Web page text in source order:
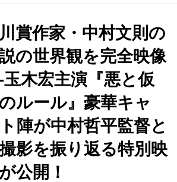
スリ＞」) ＊アメリカをはじめ各
翻訳・12年「ウォール・ストリー
ジャーナル」年間ベスト10小説選
、そして作家としてアメリカ
L. Goodis賞を受賞するなど、日
もちろん世界でも活躍の場を広げ
る中村自身が “偏愛している” とい
の衝撃作を、重鎮・奥山和由プロ
ーサーによ...
賞作家・中村文則の
の世界観を完全映像
玉木宏主演『悪と仮
ルール』豪華キャ
陣が中村哲平監督と
影を振り返る特別映
公開！